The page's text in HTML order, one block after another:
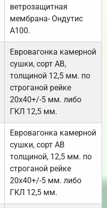
ветрозащитная
мембрана- Ондутис
А100.
Евровагонка камерной
сушки, сорт АВ,
толщиной 12,5 мм. по
строганой рейке
20х40+/-5 мм. либо
ГКЛ 12,5 мм.
Евровагонка камерной
сушки, сорт АВ
толщиной, 12,5 мм. по
строганой рейке
20х40+/-5 мм. либо
ГКЛ 12,5 мм.